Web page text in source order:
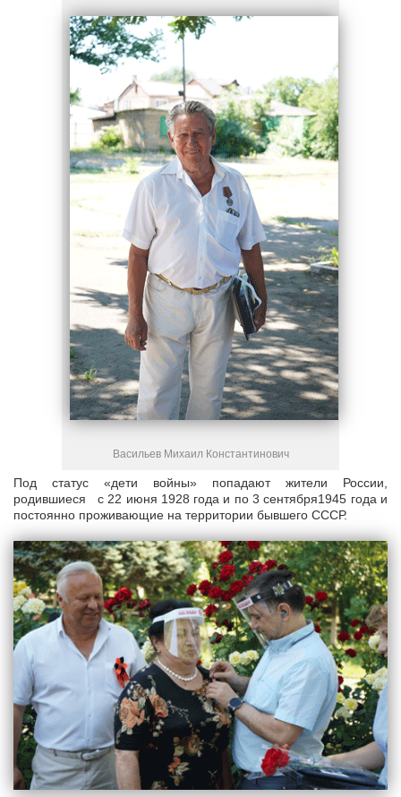
Васильев Михаил Константинович
Под статус «дети войны» попадают жители России,
родившиеся с 22 июня 1928 года и по 3 сентября1945 года и
постоянно проживающие на территории бывшего СССР.